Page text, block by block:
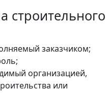
строительного
заказчиком;
организацией,
или